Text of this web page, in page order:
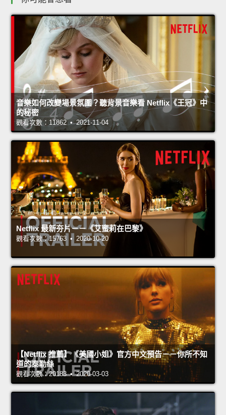
音樂如何改變場景氛圍？聽背景音樂看 Netflix《王冠》中
的秘密
觀看次數：11862 • 2021-11-04
Netflix 最新夯片－－《艾蜜莉在巴黎》
觀看次數：15763 • 2020-10-20
【Netflix 推薦】《美國小姐》官方中文預告－－你所不知
道的泰勒絲
觀看次數：20183 • 2020-03-03